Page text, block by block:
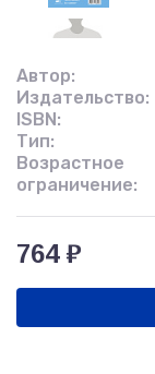
Автор:
Издательство:
ISBN:
Тип:
Возрастное
ограничение:
764 ₽